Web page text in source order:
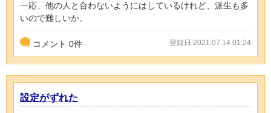
一応、他の人と合わないようにはしているけれど、派生も多
いので難しいか。
コメント 0件 登録日 2021.07.14 01:24
設定がずれた